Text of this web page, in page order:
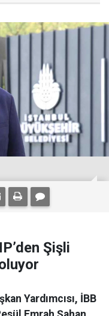
Şişli
Yardımcısı, İBB